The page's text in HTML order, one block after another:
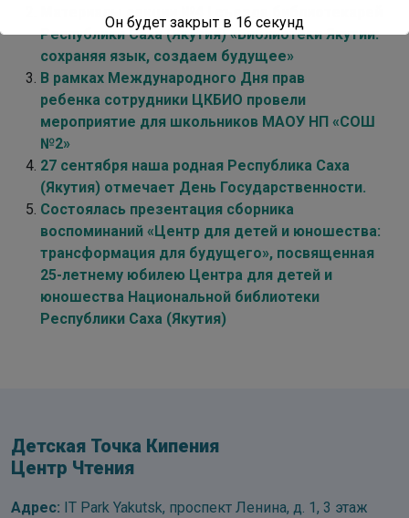
Материалы секции №4 I съезда библиотекарей
Республики Саха (Якутия) «Библиотеки Якутии:
сохраняя язык, создаем будущее»
В рамках Международного Дня прав
ребенка сотрудники ЦКБИО провели
мероприятие для школьников МАОУ НП «СОШ
№2»
27 сентября наша родная Республика Саха
(Якутия) отмечает День Государственности.
Состоялась презентация сборника
воспоминаний «Центр для детей и юношества:
трансформация для будущего», посвященная
25-летнему юбилею Центра для детей и
юношества Национальной библиотеки
Республики Саха (Якутия)
Детская Точка Кипения
Центр Чтения
Адрес: IT Park Yakutsk, проспект Ленина, д. 1, 3 этаж
Он будет закрыт в 16 секунд